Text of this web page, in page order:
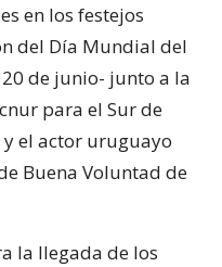
en los festejos
del Día Mundial del
de junio- junto a la
para el Sur de
y el actor uruguayo
Buena Voluntad de
la llegada de los